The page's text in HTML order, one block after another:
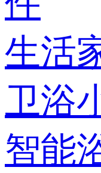
生活
卫浴
智能